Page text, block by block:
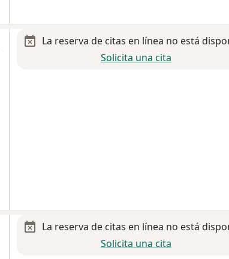
La reserva de citas en línea no está
Solicita una cita
La reserva de citas en línea no está
Solicita una cita